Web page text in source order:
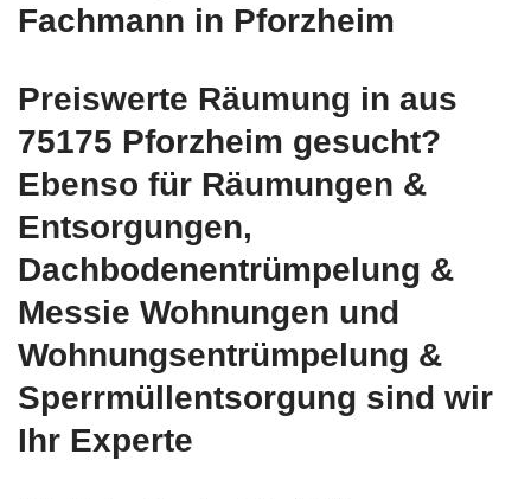
Fachmann in Pforzheim
Preiswerte Räumung in aus
75175 Pforzheim gesucht?
Ebenso für Räumungen &
Entsorgungen,
Dachbodenentrümpelung &
Messie Wohnungen und
Wohnungsentrümpelung &
Sperrmüllentsorgung sind wir
Ihr Experte